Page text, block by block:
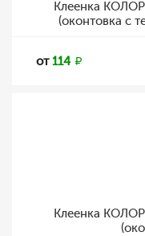
Клеенка
(оконтовка с
от114
Клеенка